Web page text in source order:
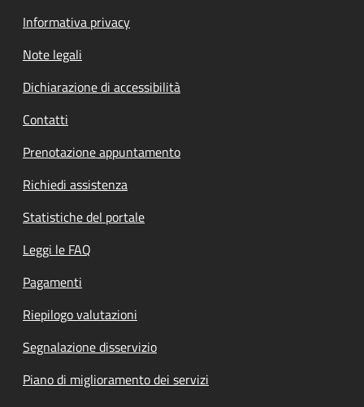
Informativa privacy
Note legali
Dichiarazione di accessibilità
Contatti
Prenotazione appuntamento
Richiedi assistenza
Statistiche del portale
Leggi le FAQ
Pagamenti
Riepilogo valutazioni
Segnalazione disservizio
Piano di miglioramento dei servizi